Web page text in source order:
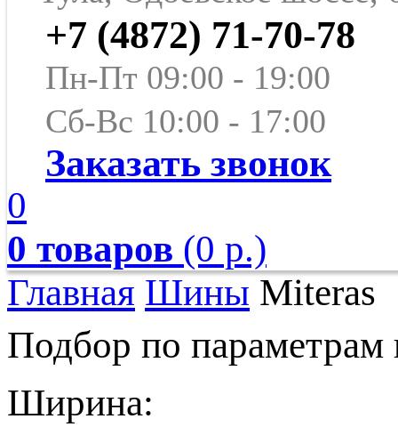
+7 (4872) 71-70-78
Пн-Пт 09:00 - 19:00
Сб-Вс 10:00 - 17:00
Заказать звонок
0
0 товаров (0 р.)
Главная Шины Miteras
Подбор по
Ширина: